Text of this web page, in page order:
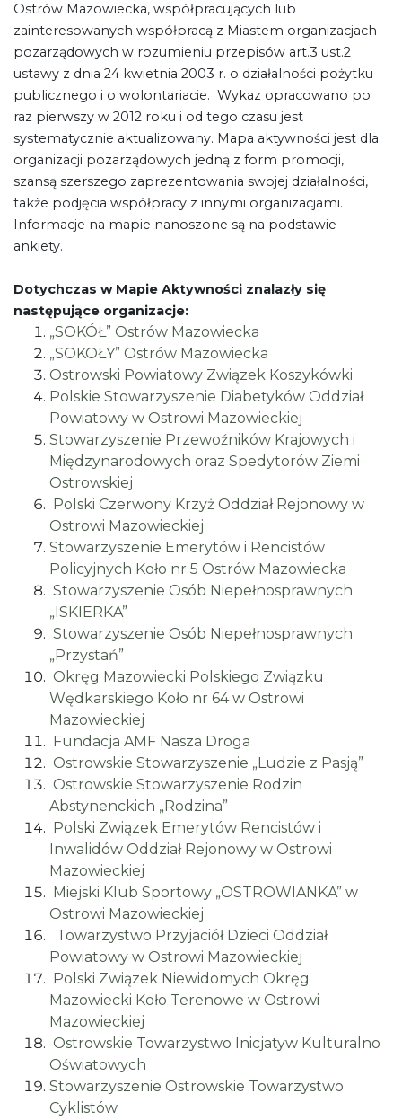
Ostrów Mazowiecka, współpracujących lub
zainteresowanych współpracą z Miastem organizacjach
pozarządowych w rozumieniu przepisów art.3 ust.2
ustawy z dnia 24 kwietnia 2003 r. o działalności pożytku
publicznego i o wolontariacie. Wykaz opracowano po
raz pierwszy w 2012 roku i od tego czasu jest
systematycznie aktualizowany. Mapa aktywności jest dla
organizacji pozarządowych jedną z form promocji,
szansą szerszego zaprezentowania swojej działalności,
także podjęcia współpracy z innymi organizacjami.
Informacje na mapie nanoszone są na podstawie
ankiety.
Dotychczas w Mapie Aktywności znalazły się
następujące organizacje:
„SOKÓŁ” Ostrów Mazowiecka
„SOKOŁY” Ostrów Mazowiecka
Ostrowski Powiatowy Związek Koszykówki
Polskie Stowarzyszenie Diabetyków Oddział
Powiatowy w Ostrowi Mazowieckiej
Stowarzyszenie Przewoźników Krajowych i
Międzynarodowych oraz Spedytorów Ziemi
Ostrowskiej
Polski Czerwony Krzyż Oddział Rejonowy w
Ostrowi Mazowieckiej
Stowarzyszenie Emerytów i Rencistów
Policyjnych Koło nr 5 Ostrów Mazowiecka
Stowarzyszenie Osób Niepełnosprawnych
„ISKIERKA”
Stowarzyszenie Osób Niepełnosprawnych
„Przystań”
Okręg Mazowiecki Polskiego Związku
Wędkarskiego Koło nr 64 w Ostrowi
Mazowieckiej
Fundacja AMF Nasza Droga
Ostrowskie Stowarzyszenie „Ludzie z Pasją”
Ostrowskie Stowarzyszenie Rodzin
Abstynenckich „Rodzina”
Polski Związek Emerytów Rencistów i
Inwalidów Oddział Rejonowy w Ostrowi
Mazowieckiej
Miejski Klub Sportowy „OSTROWIANKA” w
Ostrowi Mazowieckiej
Towarzystwo Przyjaciół Dzieci Oddział
Powiatowy w Ostrowi Mazowieckiej
Polski Związek Niewidomych Okręg
Mazowiecki Koło Terenowe w Ostrowi
Mazowieckiej
Ostrowskie Towarzystwo Inicjatyw Kulturalno
Oświatowych
Stowarzyszenie Ostrowskie Towarzystwo
Cyklistów